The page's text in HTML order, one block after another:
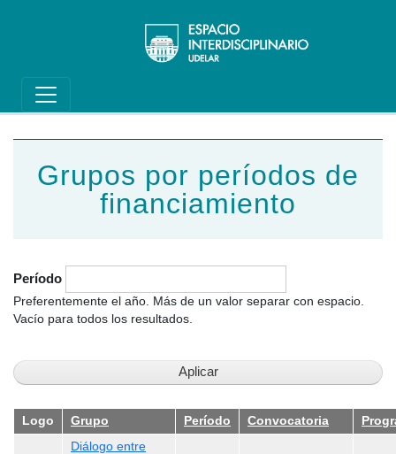
Main navigation
Grupos por períodos de
financiamiento
Período
Preferentemente el año. Más de un valor separar con espacio.
Vacío para todos los resultados.
Logo Grupo Período Convocatoria
Diálogo entre